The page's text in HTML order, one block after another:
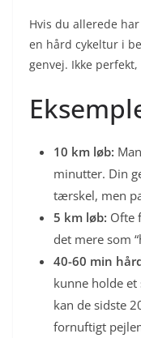
Hvis du allerede
en hård cykeltur i
genvej. Ikke
10 km løb:
minutter. Din
tærskel, men
5 km løb: Ofte
det mere som
40-60 min
kunne holde
kan de sidste
fornuftigt